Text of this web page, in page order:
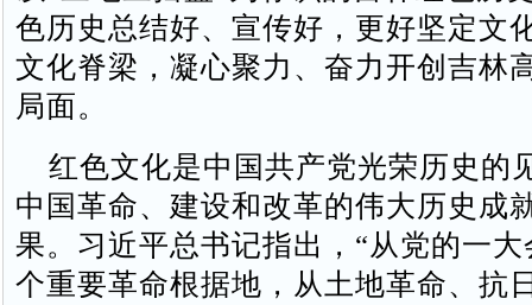
色历史总结好、宣传好，更好坚定文
文化脊梁，凝心聚力、奋力开创吉林
局面。
红色文化是中国共产党光荣历史的
中国革命、建设和改革的伟大历史成
果。习近平总书记指出，“从党的一
个重要革命根据地，从土地革命、抗